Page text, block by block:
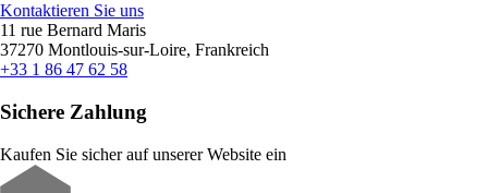
Kontaktieren Sie uns
11 rue Bernard Maris
37270 Montlouis-sur-Loire, Frankreich
+33 1 86 47 62 58
Sichere Zahlung
Kaufen Sie sicher auf unserer Website ein